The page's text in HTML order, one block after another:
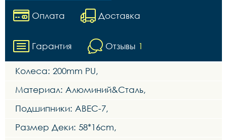
Оплата Доставка
Гарантия Отзывы 1
Колеса: 200mm PU,
Материал: Алюминий&Сталь,
Подшипники: ABEC-7,
Размер Деки: 58*16cm,